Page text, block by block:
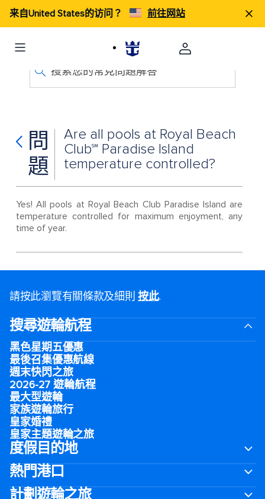
来自United States的访问？ 前往网站
搜索您的常見問題解答
問
題
Are all pools at Royal Beach
Club℠ Paradise Island
temperature controlled?
Yes! All pools at Royal Beach Club Paradise Island are
temperature controlled for maximum enjoyment, any
time of year.
請按此瀏覽有關條款及細則按此.
搜尋遊輪航程
黑色星期五優惠
最後召集優惠航線
週末快閃之旅
2026-27 遊輪航程
最大型遊輪
家族遊輪旅行
皇家婚禮
皇家主題遊輪之旅
度假目的地
熱門港口
計劃遊輪之旅